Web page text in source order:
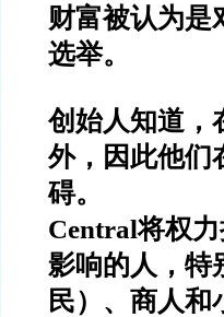
财富被认为
选举。
创始人知道，
外，因此他们
碍。
Central将权
影响的人，特
民）、商人和